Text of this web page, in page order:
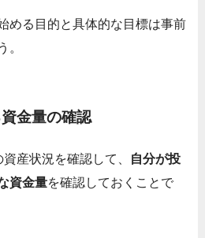
める目的と具体的な目標は事前
。
金量の確認
産状況を確認して、
自分が投
資金量を確認しておくことで